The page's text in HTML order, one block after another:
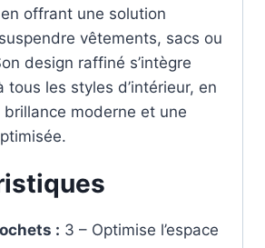
offrant une solution
vêtements, sacs ou
design raffiné s’intègre
tous les styles d’intérieur, en
moderne et une
: 3 – Optimise l’espace